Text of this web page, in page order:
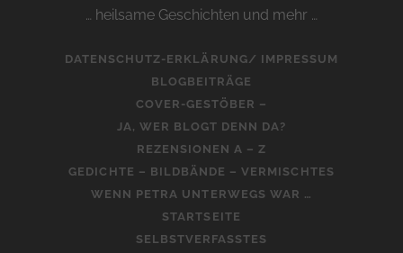
… heilsame Geschichten und mehr …
DATENSCHUTZ-ERKLÄRUNG/ IMPRESSUM
BLOGBEITRÄGE
COVER-GESTÖBER –
JA, WER BLOGT DENN DA?
REZENSIONEN A – Z
GEDICHTE – BILDBÄNDE – VERMISCHTES
WENN PETRA UNTERWEGS WAR …
STARTSEITE
SELBSTVERFASSTES